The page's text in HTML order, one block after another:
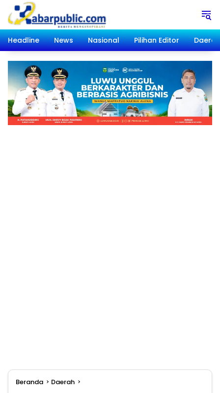
Langsung
konten
Headline
News Nasional Pilihan Editor Daerah
Beranda Daerah